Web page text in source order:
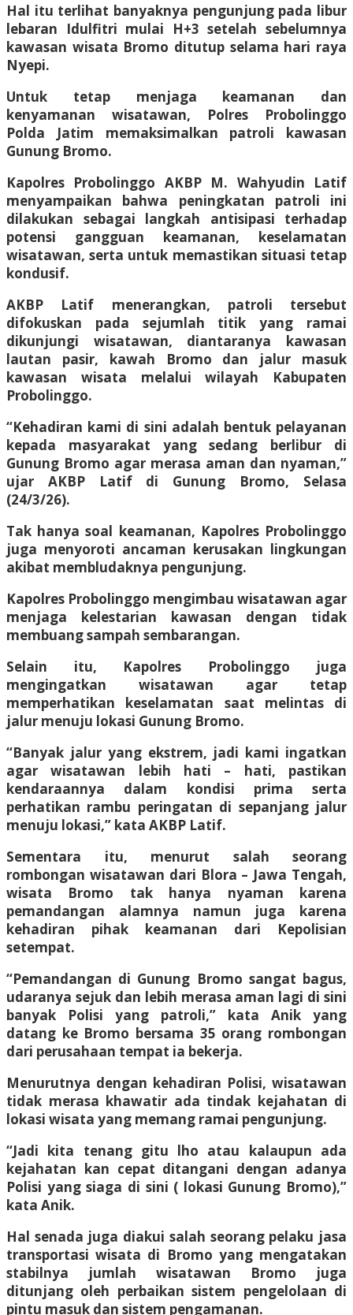
Hal itu terlihat banyaknya pengunjung pada libur
lebaran Idulfitri mulai H+3 setelah sebelumnya
kawasan wisata Bromo ditutup selama hari raya
Nyepi.
Untuk tetap menjaga keamanan dan
kenyamanan wisatawan, Polres Probolinggo
Polda Jatim memaksimalkan patroli kawasan
Gunung Bromo.
Kapolres Probolinggo AKBP M. Wahyudin Latif
menyampaikan bahwa peningkatan patroli ini
dilakukan sebagai langkah antisipasi terhadap
potensi gangguan keamanan, keselamatan
wisatawan, serta untuk memastikan situasi tetap
kondusif.
AKBP Latif menerangkan, patroli tersebut
difokuskan pada sejumlah titik yang ramai
dikunjungi wisatawan, diantaranya kawasan
lautan pasir, kawah Bromo dan jalur masuk
kawasan wisata melalui wilayah Kabupaten
Probolinggo.
“Kehadiran kami di sini adalah bentuk pelayanan
kepada masyarakat yang sedang berlibur di
Gunung Bromo agar merasa aman dan nyaman,”
ujar AKBP Latif di Gunung Bromo, Selasa
(24/3/26).
Tak hanya soal keamanan, Kapolres Probolinggo
juga menyoroti ancaman kerusakan lingkungan
akibat membludaknya pengunjung.
Kapolres Probolinggo mengimbau wisatawan agar
menjaga kelestarian kawasan dengan tidak
membuang sampah sembarangan.
Selain itu, Kapolres Probolinggo juga
mengingatkan wisatawan agar tetap
memperhatikan keselamatan saat melintas di
jalur menuju lokasi Gunung Bromo.
“Banyak jalur yang ekstrem, jadi kami ingatkan
agar wisatawan lebih hati – hati, pastikan
kendaraannya dalam kondisi prima serta
perhatikan rambu peringatan di sepanjang jalur
menuju lokasi,” kata AKBP Latif.
Sementara itu, menurut salah seorang
rombongan wisatawan dari Blora – Jawa Tengah,
wisata Bromo tak hanya nyaman karena
pemandangan alamnya namun juga karena
kehadiran pihak keamanan dari Kepolisian
setempat.
“Pemandangan di Gunung Bromo sangat bagus,
udaranya sejuk dan lebih merasa aman lagi di sini
banyak Polisi yang patroli,” kata Anik yang
datang ke Bromo bersama 35 orang rombongan
dari perusahaan tempat ia bekerja.
Menurutnya dengan kehadiran Polisi, wisatawan
tidak merasa khawatir ada tindak kejahatan di
lokasi wisata yang memang ramai pengunjung.
“Jadi kita tenang gitu lho atau kalaupun ada
kejahatan kan cepat ditangani dengan adanya
Polisi yang siaga di sini ( lokasi Gunung Bromo),”
kata Anik.
Hal senada juga diakui salah seorang pelaku jasa
transportasi wisata di Bromo yang mengatakan
stabilnya jumlah wisatawan Bromo juga
ditunjang oleh perbaikan sistem pengelolaan di
pintu masuk dan sistem pengamanan.